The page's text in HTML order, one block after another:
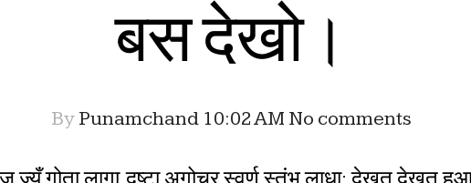
बस देखो।
By Punamchand 10:02 AM No comments